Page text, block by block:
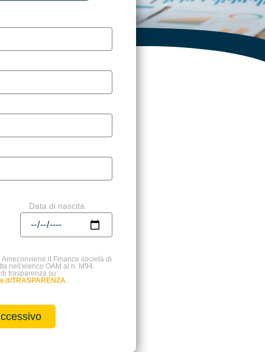
Data di nascita
Finance società di
nell'elenco OAM al n. M94.
trasparenza su:
TRASPARENZA.